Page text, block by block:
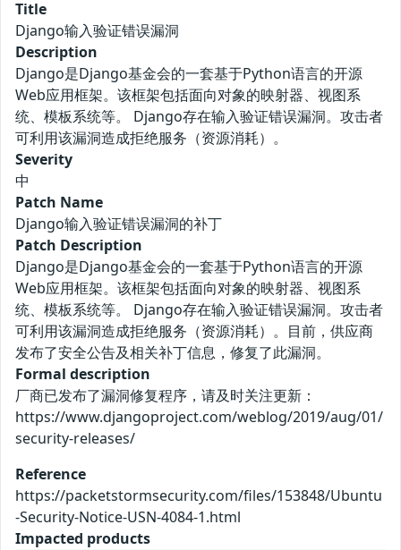
Title
Django输入验证错误漏洞
Description
Django是Django基金会的一套基于Python语言的开源
Web应用框架。该框架包括面向对象的映射器、视图系
统、模板系统等。 Django存在输入验证错误漏洞。攻击者
可利用该漏洞造成拒绝服务（资源消耗）。
Severity
中
Patch Name
Django输入验证错误漏洞的补丁
Patch Description
Django是Django基金会的一套基于Python语言的开源
Web应用框架。该框架包括面向对象的映射器、视图系
统、模板系统等。 Django存在输入验证错误漏洞。攻击者
可利用该漏洞造成拒绝服务（资源消耗）。目前，供应商
发布了安全公告及相关补丁信息，修复了此漏洞。
Formal description
厂商已发布了漏洞修复程序，请及时关注更新：
https://www.djangoproject.com/weblog/2019/aug/01/
security-releases/
Reference
https://packetstormsecurity.com/files/153848/Ubuntu
-Security-Notice-USN-4084-1.html
Impacted products